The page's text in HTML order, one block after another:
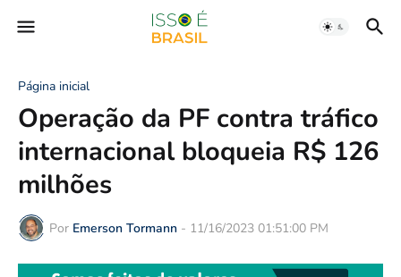
Página inicial
Operação da PF contra tráfico
internacional bloqueia R$ 126
milhões
Por Emerson Tormann - 11/16/2023 01:51:00 PM